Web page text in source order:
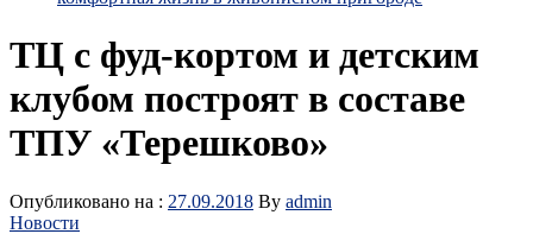
ТЦ с фуд-кортом и детским
клубом построят в составе
ТПУ «Терешково»
Опубликовано на : 27.09.2018 By admin
Новости